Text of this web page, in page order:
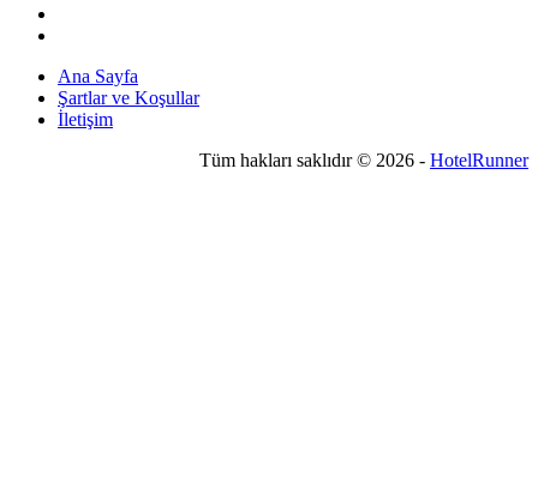
Ana Sayfa
Şartlar ve Koşullar
İletişim
Tüm hakları saklıdır © 2026 - HotelRunner